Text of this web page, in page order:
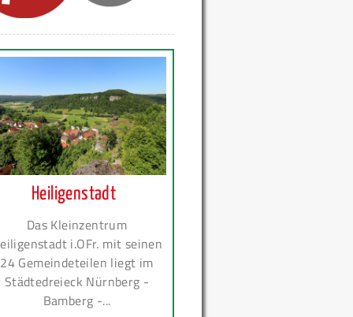
Heiligenstadt
Das Kleinzentrum
i.OFr. mit seinen
24 Gemeindeteilen liegt im
Städtedreieck Nürnberg -
Bamberg -...